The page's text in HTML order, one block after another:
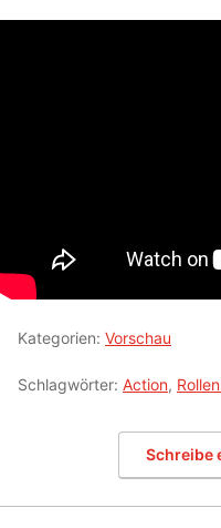
Kategorien: Vorschau
Schlagwörter: Action,
Schreibe